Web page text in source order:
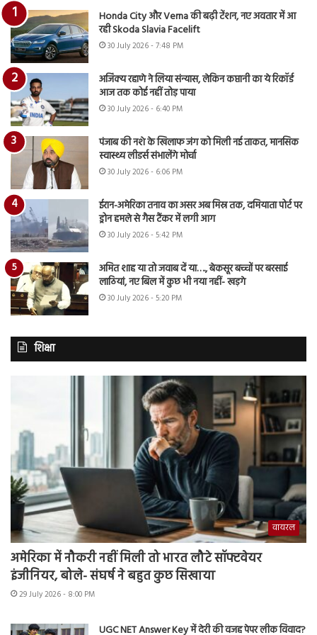
Honda City और Verna की बढ़ी टेंशन, नए अवतार में आ
रही Skoda Slavia Facelift
30 July 2026 - 7:48 PM
अजिंक्य रहाणे ने लिया संन्यास, लेकिन कप्तानी का ये रिकॉर्ड
आज तक कोई नहीं तोड़ पाया
30 July 2026 - 6:40 PM
पंजाब की नशे के खिलाफ जंग को मिली नई ताकत, मानसिक
स्वास्थ्य लीडर्स संभालेंगे मोर्चा
30 July 2026 - 6:06 PM
ईरान-अमेरिका तनाव का असर अब मिस्र तक, दमियाता पोर्ट पर
ड्रोन हमले से गैस टैंकर में लगी आग
30 July 2026 - 5:42 PM
अमित शाह या तो जवाब दें या…., बेकसूर बच्चों पर बरसाई
लाठियां, नए बिल में कुछ भी नया नहीं- खड़गे
30 July 2026 - 5:20 PM
शिक्षा
वायरल
अमेरिका में नौकरी नहीं मिली तो भारत लौटे सॉफ्टवेयर
इंजीनियर, बोले- संघर्ष ने बहुत कुछ सिखाया
29 July 2026 - 8:00 PM
UGC NET Answer Key में देरी की वजह पेपर लीक विवाद?